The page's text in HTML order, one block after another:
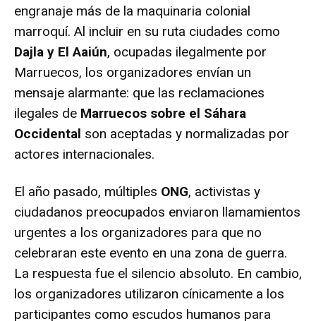
engranaje más de la maquinaria colonial
marroquí. Al incluir en su ruta ciudades como
Dajla y El Aaiún, ocupadas ilegalmente por
Marruecos, los organizadores envían un
mensaje alarmante: que las reclamaciones
ilegales de Marruecos sobre el Sáhara
Occidental son aceptadas y normalizadas por
actores internacionales.
El año pasado, múltiples ONG, activistas y
ciudadanos preocupados enviaron llamamientos
urgentes a los organizadores para que no
celebraran este evento en una zona de guerra.
La respuesta fue el silencio absoluto. En cambio,
los organizadores utilizaron cínicamente a los
participantes como escudos humanos para